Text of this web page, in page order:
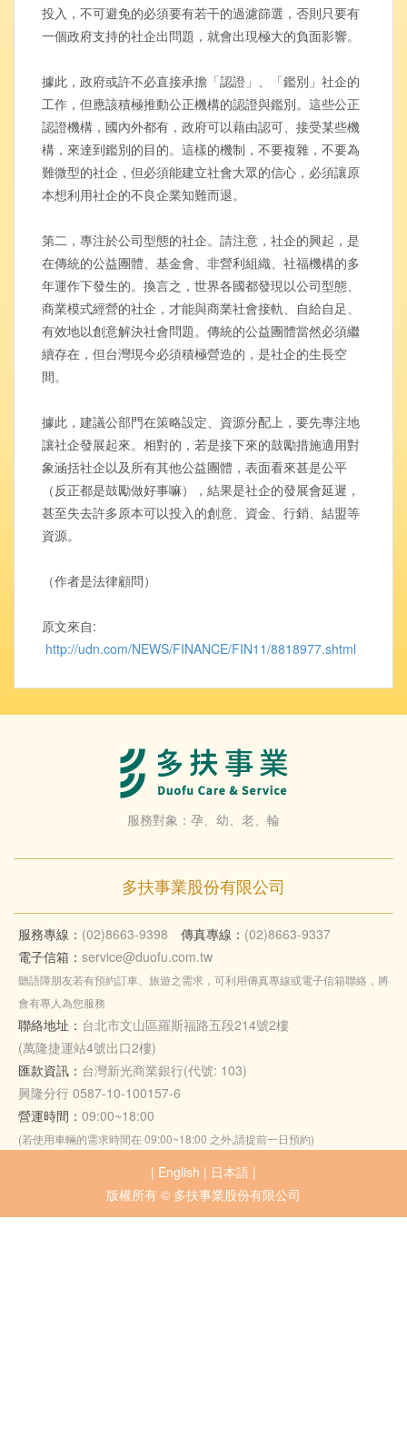
投入，不可避免的必須要有若干的過濾篩選，否則只要有
一個政府支持的社企出問題，就會出現極大的負面影響。
據此，政府或許不必直接承擔「認證」、「鑑別」社企的
工作，但應該積極推動公正機構的認證與鑑別。這些公正
認證機構，國內外都有，政府可以藉由認可、接受某些機
構，來達到鑑別的目的。這樣的機制，不要複雜，不要為
難微型的社企，但必須能建立社會大眾的信心，必須讓原
本想利用社企的不良企業知難而退。
第二，專注於公司型態的社企。請注意，社企的興起，是
在傳統的公益團體、基金會、非營利組織、社福機構的多
年運作下發生的。換言之，世界各國都發現以公司型態、
商業模式經營的社企，才能與商業社會接軌、自給自足、
有效地以創意解決社會問題。傳統的公益團體當然必須繼
續存在，但台灣現今必須積極營造的，是社企的生長空
間。
據此，建議公部門在策略設定、資源分配上，要先專注地
讓社企發展起來。相對的，若是接下來的鼓勵措施適用對
象涵括社企以及所有其他公益團體，表面看來甚是公平
（反正都是鼓勵做好事嘛），結果是社企的發展會延遲，
甚至失去許多原本可以投入的創意、資金、行銷、結盟等
資源。
（作者是法律顧問）
原文來自:
http://udn.com/NEWS/FINANCE/FIN11/8818977.shtml
服務對象：孕、幼、老、輪
多扶事業股份有限公司
服務專線： (02)8663-9398 傳真專線： (02)8663-9337
電子信箱： service@duofu.com.tw
聽語障朋友若有預約訂車、旅遊之需求，可利用傳真專線或電子信箱聯絡，將
會有專人為您服務
聯絡地址： 台北市文山區羅斯福路五段214號2樓
(萬隆捷運站4號出口2樓)
匯款資訊： 台灣新光商業銀行(代號: 103)
興隆分行 0587-10-100157-6
營運時間： 09:00~18:00
(若使用車輛的需求時間在 09:00~18:00 之外,請提前一日預約)
| English | 日本語 |
版權所有 © 多扶事業股份有限公司